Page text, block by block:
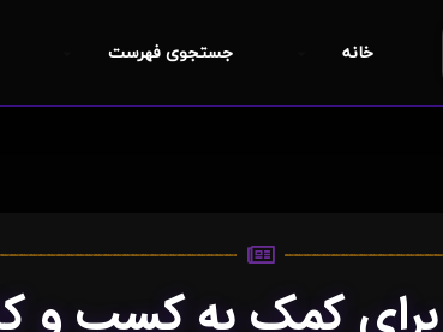
خانه جستجوی فهرست
برای کمک به کسب و